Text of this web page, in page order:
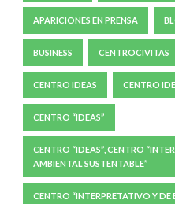
APARICIONES EN PRENSA
BUSINESS CENTROCIVITAS
CENTRO IDEAS CENTRO
CENTRO “IDEAS”
CENTRO “IDEAS”, CENTRO
AMBIENTAL SUSTENTABLE”
CENTRO “INTERPRETATIVO Y